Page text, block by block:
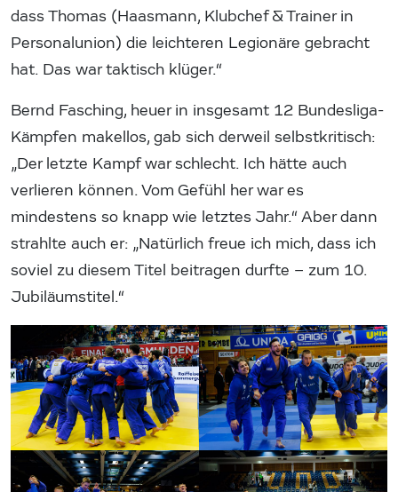
dass Thomas (Haasmann, Klubchef & Trainer in
Personalunion) die leichteren Legionäre gebracht
hat. Das war taktisch klüger.“
Bernd Fasching, heuer in insgesamt 12 Bundesliga-
Kämpfen makellos, gab sich derweil selbstkritisch:
„Der letzte Kampf war schlecht. Ich hätte auch
verlieren können. Vom Gefühl her war es
mindestens so knapp wie letztes Jahr.“ Aber dann
strahlte auch er: „Natürlich freue ich mich, dass ich
soviel zu diesem Titel beitragen durfte – zum 10.
Jubiläumstitel.“